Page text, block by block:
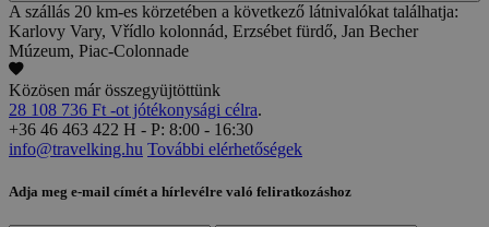
A szállás 20 km-es körzetében a következő látnivalókat találhatja:
Karlovy Vary, Vřídlo kolonnád, Erzsébet fürdő, Jan Becher
Múzeum, Piac-Colonnade
Közösen már összegyüjtöttünk
28 108 736 Ft -ot jótékonysági célra.
+36 46 463 422 H - P: 8:00 - 16:30
info@travelking.hu További elérhetőségek
Adja meg e-mail címét a hírlevélre való feliratkozáshoz